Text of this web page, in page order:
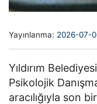
Yayınlanma: 2026-07-
Yıldırım
Psikolojik
aracılığıyla son